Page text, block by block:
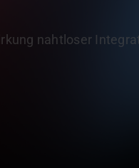
nahtloser